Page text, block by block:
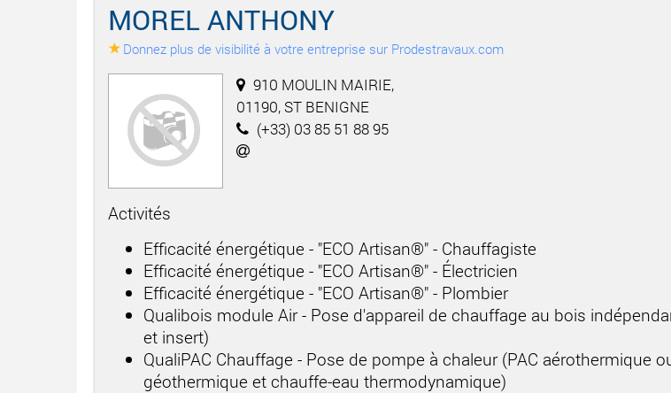
MOREL ANTHONY
Donnez plus de visibilité à votre entreprise sur Prodestravaux.com
910 MOULIN MAIRIE,
01190, ST BENIGNE
(+33) 03 85 51 88 95
Activités
Efficacité énergétique - "ECO Artisan®" - Chauffagiste
Efficacité énergétique - "ECO Artisan®" - Électricien
Efficacité énergétique - "ECO Artisan®" - Plombier
Qualibois module Air - Pose d'appareil de chauffage au bois
et insert)
QualiPAC Chauffage - Pose de pompe à chaleur (PAC aérothermique
géothermique et chauffe-eau thermodynamique)